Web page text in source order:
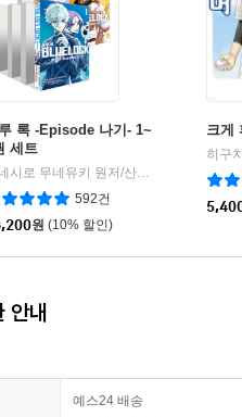
록 -Episode 나기- 1~
세트
카네시로 무네유키 원저/산노미야 코타 글그림
592건
원 (10% 할인)
크게
히구
안내
예스24 배송